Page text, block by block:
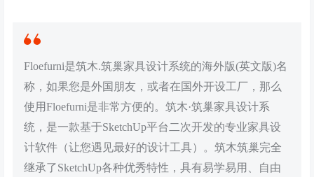
Floefurni是筑木.筑巢家具设计系统的海外版(英文版)名
称，如果您是外国朋友，或者在国外开设工厂，那么
使用Floefurni是非常方便的。筑木·筑巢家具设计系
统，是一款基于SketchUp平台二次开发的专业家具设
计软件（让您遇见最好的设计工具）。筑木筑巢完全
继承了SketchUp各种优秀特性，具有易学易用、自由